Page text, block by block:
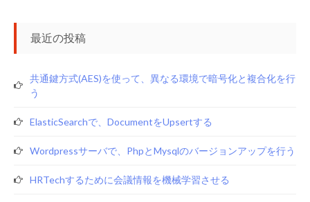
最近の投稿
共通鍵方式(AES)を使って、異なる環境で暗号化と複合化を行
う
ElasticSearchで、documentをupsertする
Wordpressサーバで、phpとmysqlのバージョンアップを行う
HRTechするために会議情報を機械学習させる